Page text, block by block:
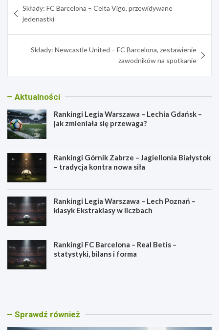
wpisu
Składy: FC Barcelona – Celta Vigo, przewidywane
jedenastki
Składy: Newcastle United – FC Barcelona, zestawienie
zawodników na spotkanie
Aktualności
Rankingi Legia Warszawa – Lechia Gdańsk –
jak zmieniała się przewaga?
Rankingi Górnik Zabrze – Jagiellonia Białystok
– tradycja kontra nowa siła
Rankingi Legia Warszawa – Lech Poznań –
klasyk Ekstraklasy w liczbach
Rankingi FC Barcelona – Real Betis –
statystyki, bilans i forma
R
n
R
n Sprawdź również